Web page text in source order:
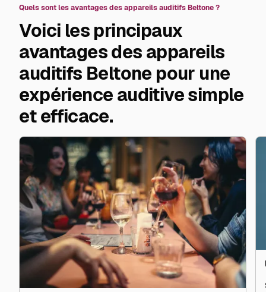
Quels sont les avantages des appareils auditifs Beltone ?
Voici les principaux
avantages des appareils
auditifs Beltone pour une
expérience auditive simple
et efficace.